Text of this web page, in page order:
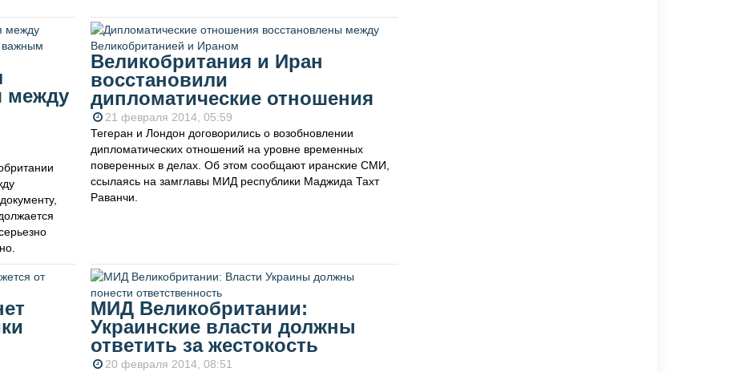
между
Великобритания и Иран
восстановили
дипломатические отношения
21 февраля 2014, 05:59
Тегеран и Лондон договорились о возобновлении
дипломатических отношений на уровне временных
поверенных в делах. Об этом сообщают иранские СМИ,
ссылаясь на замглавы МИД республики Маджида Тахт
Раванчи.
МИД Великобритании:
Украинские власти должны
ответить за жестокость
20 февраля 2014, 08:51